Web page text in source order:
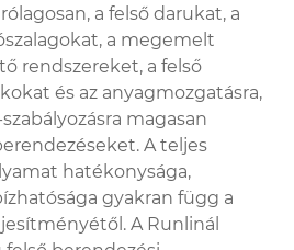
a felső darukat, a
a megemelt
rendszereket, a felső
és az anyagmozgatásra,
magasan
A teljes
hatékonysága,
gyakran függ a
A Runlinál